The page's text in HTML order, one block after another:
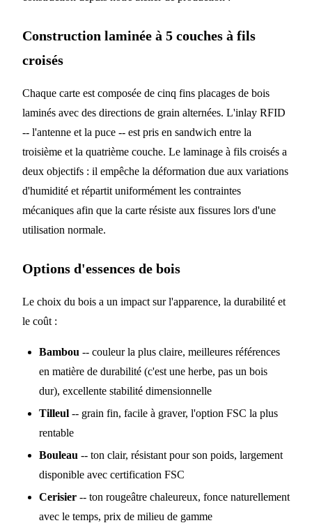
Construction laminée à 5 couches à fils
croisés
Chaque carte est composée de cinq fins placages de bois
laminés avec des directions de grain alternées. L'inlay RFID
-- l'antenne et la puce -- est pris en sandwich entre la
troisième et la quatrième couche. Le laminage à fils croisés a
deux objectifs : il empêche la déformation due aux variations
d'humidité et répartit uniformément les contraintes
mécaniques afin que la carte résiste aux fissures lors d'une
utilisation normale.
Options d'essences de bois
Le choix du bois a un impact sur l'apparence, la durabilité et
le coût :
Bambou -- couleur la plus claire, meilleures références
en matière de durabilité (c'est une herbe, pas un bois
dur), excellente stabilité dimensionnelle
Tilleul -- grain fin, facile à graver, l'option FSC la plus
rentable
Bouleau -- ton clair, résistant pour son poids, largement
disponible avec certification FSC
Cerisier -- ton rougeâtre chaleureux, fonce naturellement
avec le temps, prix de milieu de gamme